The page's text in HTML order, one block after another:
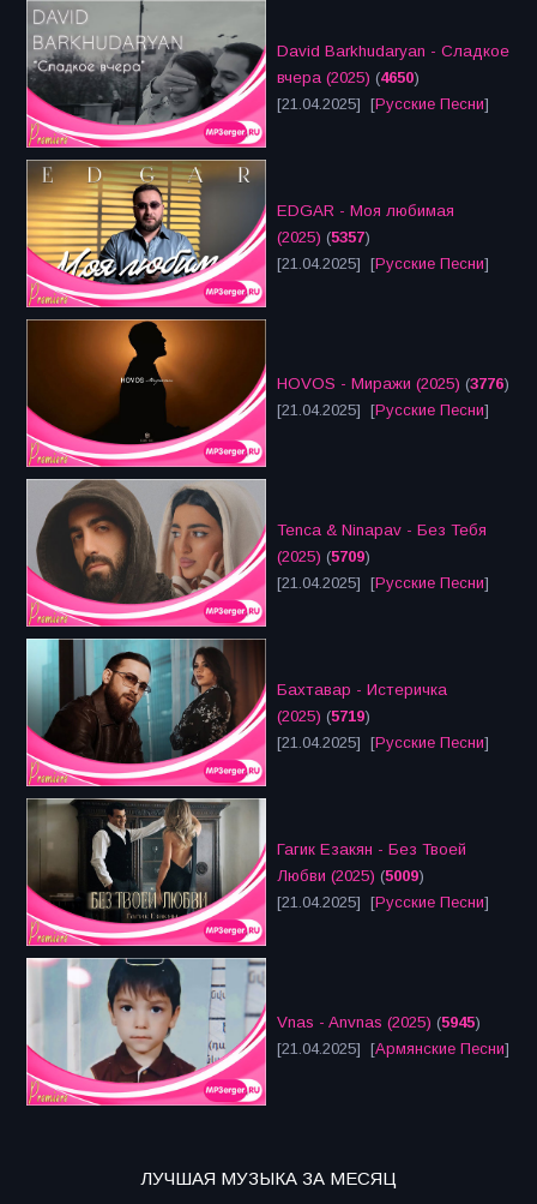
David Barkhudaryan - Сладкое
вчера (2025) (4650)
[21.04.2025] [Русские Песни]
EDGAR - Моя любимая
(2025) (5357)
[21.04.2025] [Русские Песни]
HOVOS - Миражи (2025) (3776)
[21.04.2025] [Русские Песни]
Tenca & Ninapav - Без Тебя
(2025) (5709)
[21.04.2025] [Русские Песни]
Бахтавар - Истеричка
(2025) (5719)
[21.04.2025] [Русские Песни]
Гагик Езакян - Без Твоей
Любви (2025) (5009)
[21.04.2025] [Русские Песни]
Vnas - Anvnas (2025) (5945)
[21.04.2025] [Армянские Песни]
ЛУЧШАЯ МУЗЫКА ЗА МЕСЯЦ